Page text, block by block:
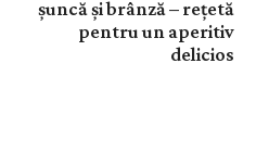
șuncă și brânză – rețetă
pentru un aperitiv
delicios